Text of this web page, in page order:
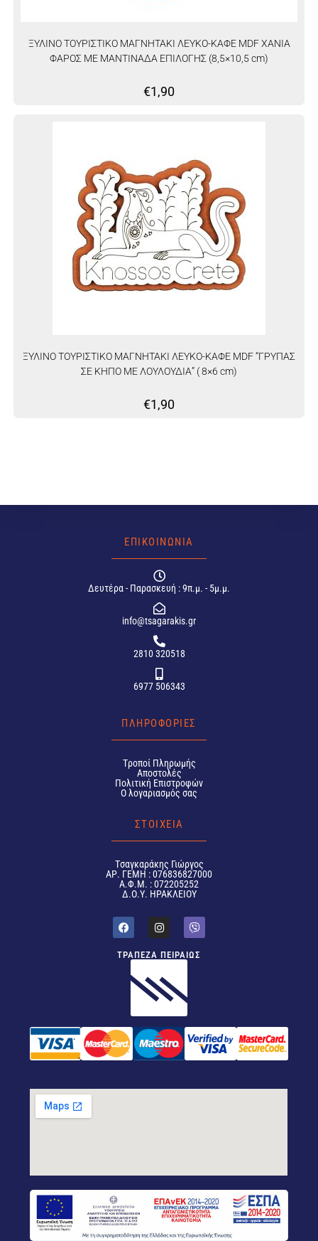
ΞΥΛΙΝΟ ΤΟΥΡΙΣΤΙΚΟ ΜΑΓΝΗΤΑΚΙ ΛΕΥΚΟ-ΚΑΦΕ MDF ΧΑΝΙΑ
ΦΑΡΟΣ ΜΕ ΜΑΝΤΙΝΑΔΑ ΕΠΙΛΟΓΗΣ (8,5×10,5 cm)
€1,90
ΞΥΛΙΝΟ ΤΟΥΡΙΣΤΙΚΟ ΜΑΓΝΗΤΑΚΙ ΛΕΥΚΟ-ΚΑΦΕ MDF “ΓΡΥΠΑΣ
ΣΕ ΚΗΠΟ ΜΕ ΛΟΥΛΟΥΔΙΑ” ( 8×6 cm)
€1,90
ΕΠΙΚΟΙΝΩΝΙΑ
Δευτέρα - Παρασκευή : 9π.μ. - 5μ.μ.
info@tsagarakis.gr
2810 320518
6977 506343
ΠΛΗΡΟΦΟΡΙΕΣ
Tροποί Πληρωμής
Αποστολές
Πολιτική Επιστροφών
Ο λογαριασμός σας
ΣΤΟΙΧΕΙΑ
Tσαγκαράκης Γιώργος
ΑΡ. ΓΕΜΗ : 076836827000
Α.Φ.Μ. : 072205252
Δ.Ο.Υ. ΗΡΑΚΛΕΙΟΥ
ΤΡΑΠΕΖΑ ΠΕΙΡΑΙΩΣ